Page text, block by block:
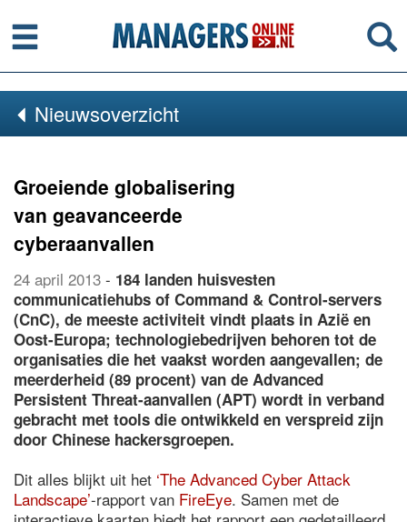
Menu
Nieuwsoverzicht
Groeiende globalisering
van geavanceerde
cyberaanvallen
24 april 2013 - 184 landen huisvesten
communicatiehubs of Command & Control-servers
(CnC), de meeste activiteit vindt plaats in Azië en
Oost-Europa; technologiebedrijven behoren tot de
organisaties die het vaakst worden aangevallen; de
meerderheid (89 procent) van de Advanced
Persistent Threat-aanvallen (APT) wordt in verband
gebracht met tools die ontwikkeld en verspreid zijn
door Chinese hackersgroepen.
Dit alles blijkt uit het ‘The Advanced Cyber Attack
Landscape’-rapport van FireEye. Samen met de